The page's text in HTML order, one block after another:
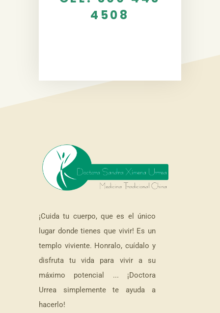
4508
¡Cuida tu cuerpo, que es el único
lugar donde tienes que vivir! Es un
templo viviente. Honralo, cuídalo y
disfruta tu vida para vivir a su
máximo potencial ... ¡Doctora
Urrea simplemente te ayuda a
hacerlo!